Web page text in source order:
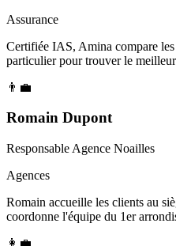
Assurance
Certifiée IAS, Amina compare
particulier pour trouver le
👨‍💼
Romain Dupont
Responsable Agence Noailles
Agences
Romain accueille les clients au
coordonne l'équipe du 1er